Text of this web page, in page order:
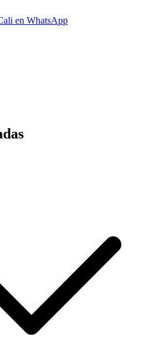
en WhatsApp